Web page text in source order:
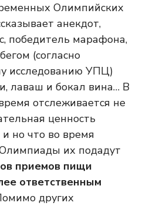
Олимпийских
анекдот,
победитель марафона,
(согласно
исследованию УПЦ)
лаваш и бокал вина… В
отслеживается не
ценность
но что во время
их подадут
приемов пищи
ответственным
других